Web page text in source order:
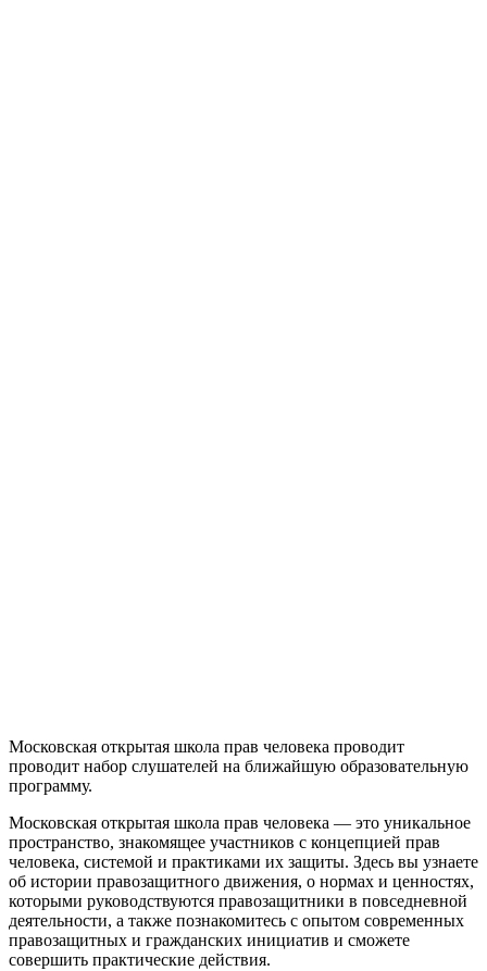
Московская открытая школа прав человека проводит
проводит набор слушателей на ближайшую образовательную
программу.
Московская открытая школа прав человека — это уникальное
пространство, знакомящее участников с концепцией прав
человека, системой и практиками их защиты. Здесь вы узнаете
об истории правозащитного движения, о нормах и ценностях,
которыми руководствуются правозащитники в повседневной
деятельности, а также познакомитесь с опытом современных
правозащитных и гражданских инициатив и сможете
совершить практические действия.